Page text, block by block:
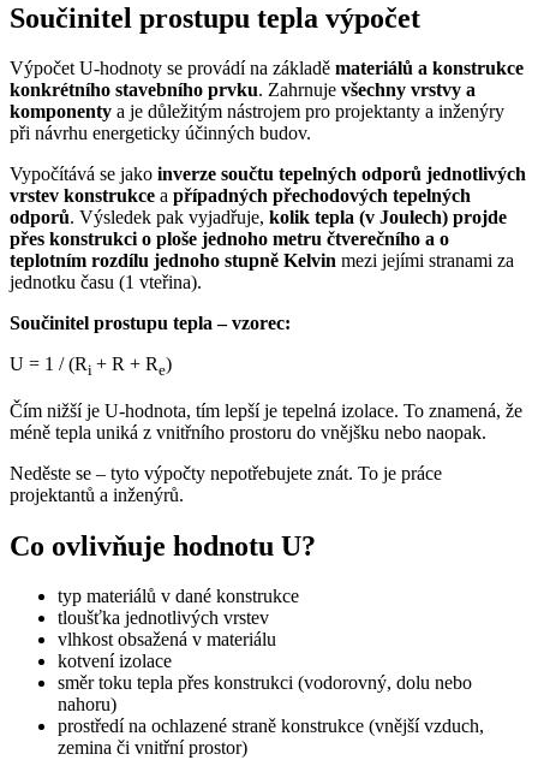
Součinitel prostupu tepla výpočet
Výpočet U-hodnoty se provádí na základě materiálů a konstrukce
konkrétního stavebního prvku. Zahrnuje všechny vrstvy a
komponenty a je důležitým nástrojem pro projektanty a inženýry
při návrhu energeticky účinných budov.
Vypočítává se jako inverze součtu tepelných odporů jednotlivých
vrstev konstrukce a případných přechodových tepelných
odporů. Výsledek pak vyjadřuje, kolik tepla (v Joulech) projde
přes konstrukci o ploše jednoho metru čtverečního a o
teplotním rozdílu jednoho stupně Kelvin mezi jejími stranami za
jednotku času (1 vteřina).
Součinitel prostupu tepla – vzorec:
U = 1 / (Ri + R + Re)
Čím nižší je U-hodnota, tím lepší je tepelná izolace. To znamená, že
méně tepla uniká z vnitřního prostoru do vnějšku nebo naopak.
Neděste se – tyto výpočty nepotřebujete znát. To je práce
projektantů a inženýrů.
Co ovlivňuje hodnotu U?
typ materiálů v dané konstrukce
tloušťka jednotlivých vrstev
vlhkost obsažená v materiálu
kotvení izolace
směr toku tepla přes konstrukci (vodorovný, dolu nebo
nahoru)
prostředí na ochlazené straně konstrukce (vnější vzduch,
zemina či vnitřní prostor)